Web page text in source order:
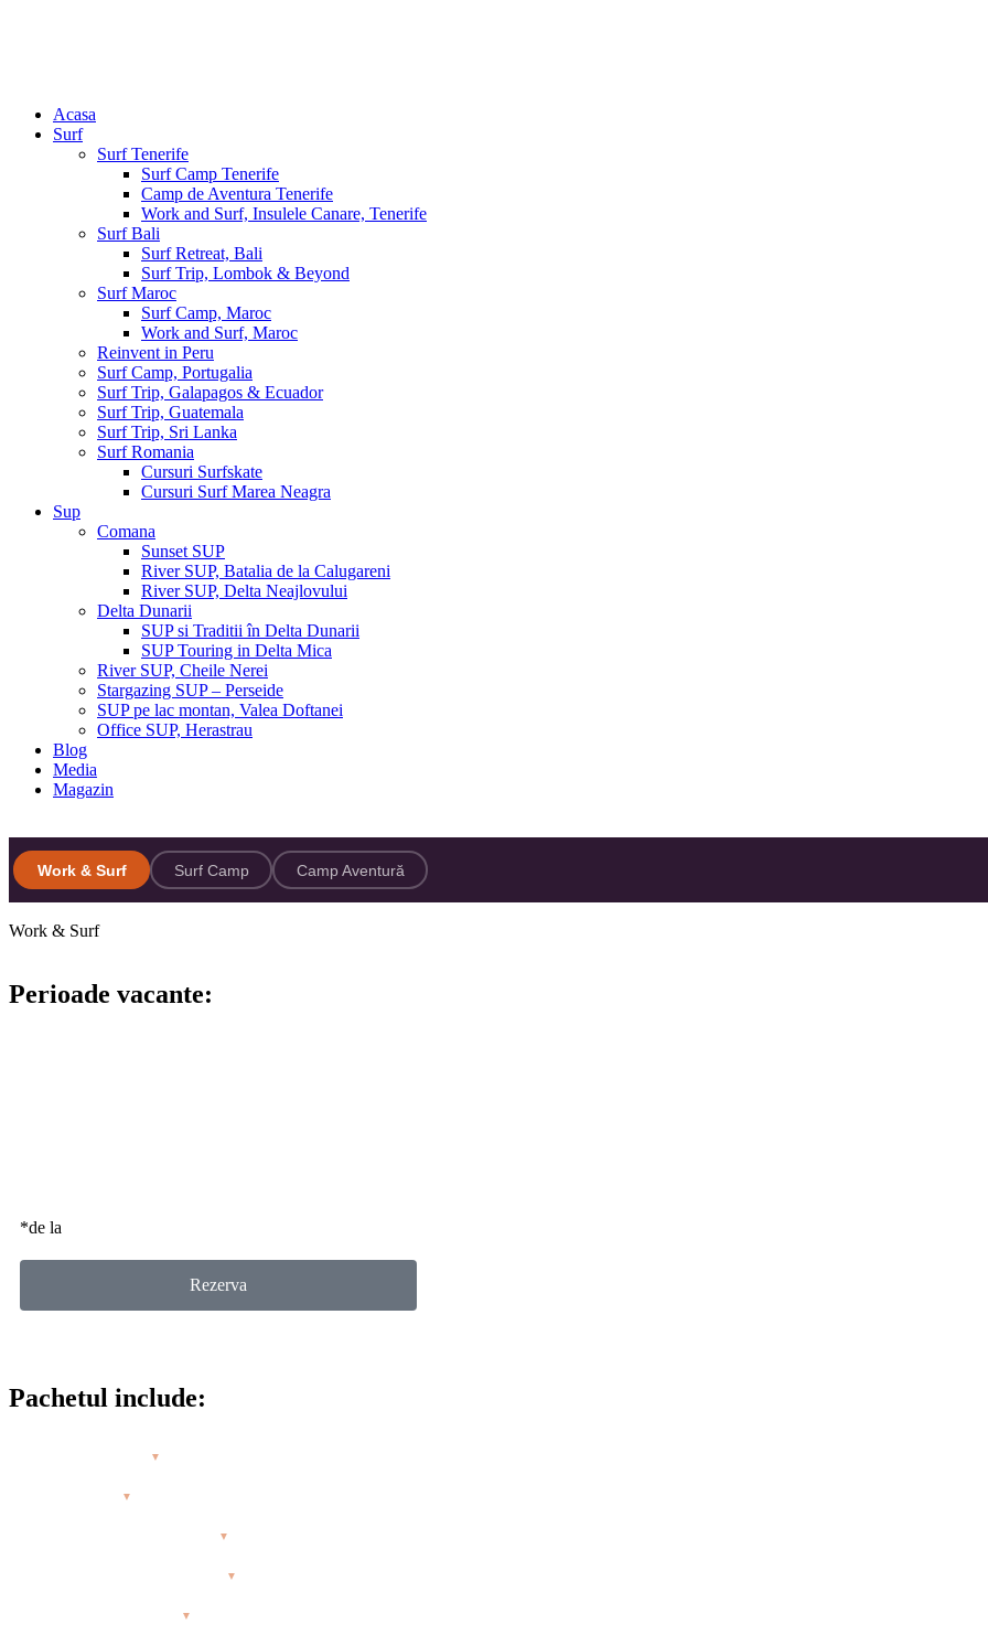
Acasa
Surf
Surf Tenerife
Surf Camp Tenerife
Camp de Aventura Tenerife
Work and Surf, Insulele Canare, Tenerife
Surf Bali
Surf Retreat, Bali
Surf Trip, Lombok & Beyond
Surf Maroc
Surf Camp, Maroc
Work and Surf, Maroc
Reinvent in Peru
Surf Camp, Portugalia
Surf Trip, Galapagos & Ecuador
Surf Trip, Guatemala
Surf Trip, Sri Lanka
Surf Romania
Cursuri Surfskate
Cursuri Surf Marea Neagra
Sup
Comana
Sunset SUP
River SUP, Batalia de la Calugareni
River SUP, Delta Neajlovului
Delta Dunarii
SUP si Traditii în Delta Dunarii
SUP Touring in Delta Mica
River SUP, Cheile Nerei
Stargazing SUP – Perseide
SUP pe lac montan, Valea Doftanei
Office SUP, Herastrau
Blog
Media
Magazin
Work & Surf Surf Camp Camp Aventură
Work & Surf
Perioade vacante:
*de la
Rezerva
Pachetul include:
▼
▼
▼
▼
▼